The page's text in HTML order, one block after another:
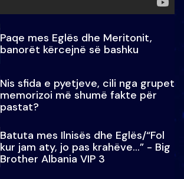
Paqe mes Eglës dhe Meritonit,
banorët kërcejnë së bashku
Nis sfida e pyetjeve, cili nga grupet
memorizoi më shumë fakte për
pastat?
Batuta mes Ilnisës dhe Eglës/“Fol
kur jam aty, jo pas krahëve…” - Big
Brother Albania VIP 3